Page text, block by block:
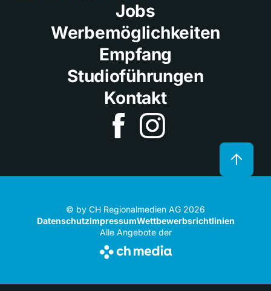
Jobs
Werbemöglichkeiten
Empfang
Studioführungen
Kontakt
© by CH Regionalmedien AG 2026
DatenschutzImpressumWettbewerbsrichtlinien
Alle Angebote der